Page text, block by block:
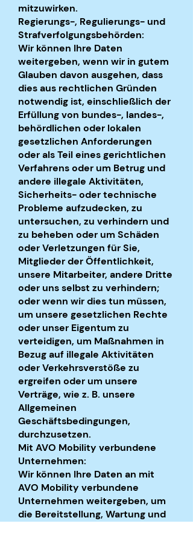
mitzuwirken.
Regierungs-, Regulierungs- und
Strafverfolgungsbehörden:
Wir können Ihre Daten
weitergeben, wenn wir in gutem
Glauben davon ausgehen, dass
dies aus rechtlichen Gründen
notwendig ist, einschließlich der
Erfüllung von bundes-, landes-,
behördlichen oder lokalen
gesetzlichen Anforderungen
oder als Teil eines gerichtlichen
Verfahrens oder um Betrug und
andere illegale Aktivitäten,
Sicherheits- oder technische
Probleme aufzudecken, zu
untersuchen, zu verhindern und
zu beheben oder um Schäden
oder Verletzungen für Sie,
Mitglieder der Öffentlichkeit,
unsere Mitarbeiter, andere Dritte
oder uns selbst zu verhindern;
oder wenn wir dies tun müssen,
um unsere gesetzlichen Rechte
oder unser Eigentum zu
verteidigen, um Maßnahmen in
Bezug auf illegale Aktivitäten
oder Verkehrsverstöße zu
ergreifen oder um unsere
Verträge, wie z. B. unsere
Allgemeinen
Geschäftsbedingungen,
durchzusetzen.
Mit AVO Mobility verbundene
Unternehmen:
Wir können Ihre Daten an mit
AVO Mobility verbundene
Unternehmen weitergeben, um
die Bereitstellung, Wartung und